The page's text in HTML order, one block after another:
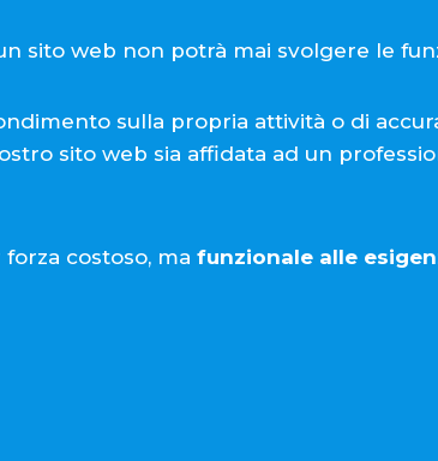
sito web non potrà mai svolgere le
sulla propria attività o di
sito web sia affidata ad un
costoso, ma funzionale alle